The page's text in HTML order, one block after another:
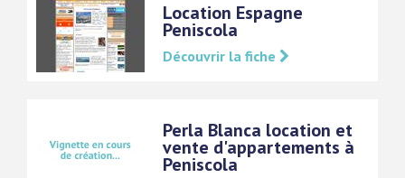
Location Espagne
Peniscola
Découvrir la fiche
Perla Blanca location et
vente d'appartements à
Peniscola